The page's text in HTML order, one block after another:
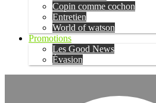
Copin comme cochon
Entretien
World of watson
Promotions
Les Good News
Évasion